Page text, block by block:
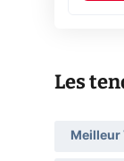
Les
Meilleur